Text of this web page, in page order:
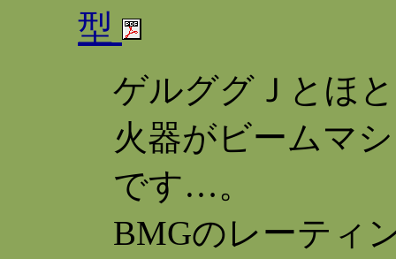
型
ゲルググＪとほ
火器がビームマ
です…。
BMGのレーティ